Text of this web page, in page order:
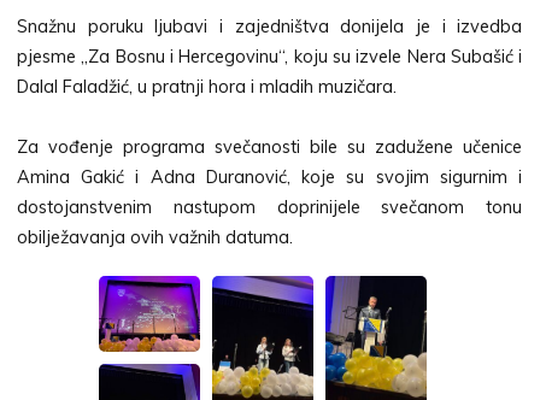
Snažnu poruku ljubavi i zajedništva donijela je i izvedba
pjesme „Za Bosnu i Hercegovinu“, koju su izvele Nera Subašić i
Dalal Faladžić, u pratnji hora i mladih muzičara.
Za vođenje programa svečanosti bile su zadužene učenice
Amina Gakić i Adna Duranović, koje su svojim sigurnim i
dostojanstvenim nastupom doprinijele svečanom tonu
obilježavanja ovih važnih datuma.